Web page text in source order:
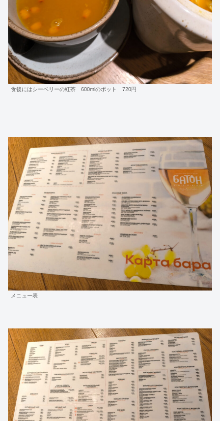
食後にはシーベリーの紅茶 600mlのポット 720円
メニュー表